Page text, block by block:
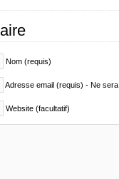
Nom (requis)
Adresse email (requis) - Ne
Website (facultatif)